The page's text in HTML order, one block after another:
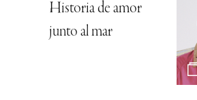
Historia de amor
junto al mar